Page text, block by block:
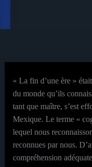
« La fin d’une ère »
du monde qu’ils
tant que maître, s’est
Mexique. Le terme «
lequel nous
reconnues par nous.
compréhension